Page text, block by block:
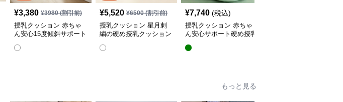
¥3,380 ¥3980(割引前)
授乳クッション 赤ちゃ
ん安心15度傾斜サポート
¥5,520 ¥6500(割引前)
授乳クッション 星月刺
繍の硬め授乳クッション
¥7,740 (税込)
授乳クッション 赤ちゃ
ん安心サポート硬め授乳
もっと見る